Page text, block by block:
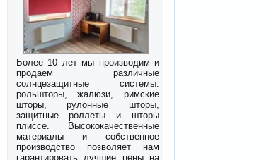
Более 10 лет мы производим и
продаем различные
солнцезащитные системы:
рольшторы, жалюзи, римские
шторы, рулонные шторы,
защитные роллеты и шторы
плиссе. Высококачественные
материалы и собственное
производство позволяет нам
гарантировать лучшие цены на